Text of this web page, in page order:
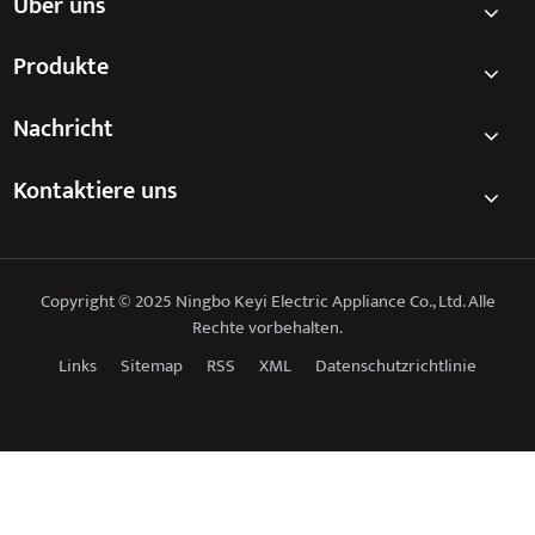
zu Hause?
Produkte
Nachricht
Kontaktiere uns
Copyright © 2025 Ningbo Keyi Electric Appliance Co., Ltd. Alle
Rechte vorbehalten.
Links
Sitemap RSS XML Datenschutzrichtlinie